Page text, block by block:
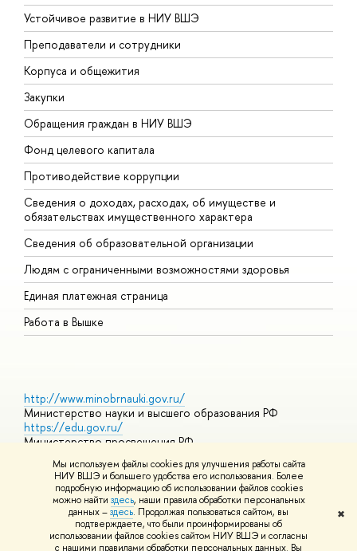
Мы используем файлы cookies для улучшения работы сайта
НИУ ВШЭ и большего удобства его использования. Более
подробную информацию об использовании файлов cookies
можно найти здесь, наши правила обработки персональных
данных –здесь. Продолжая пользоваться сайтом, вы
подтверждаете, что были проинформированы об
использовании файлов cookies сайтом НИУ ВШЭ и согласны
с нашими правилами обработки персональных данных. Вы
✖
Устойчивое развитие в НИУ ВШЭ
Преподаватели и сотрудники
Корпуса и общежития
Закупки
Обращения граждан в НИУ ВШЭ
Фонд целевого капитала
Противодействие коррупции
Сведения о доходах, расходах, об имуществе и
обязательствах имущественного характера
Сведения об образовательной организации
Людям с ограниченными возможностями здоровья
Единая платежная страница
Работа в Вышке
http://www.minobrnauki.gov.ru/
Министерство науки и высшего образования РФ
https://edu.gov.ru/
Министерство просвещения РФ
Массовые открытые онлайн-курсы
© НИУ ВШЭ 1993–2026 Адреса и контактыУсловия
использования материалов Политика конфиденциальности